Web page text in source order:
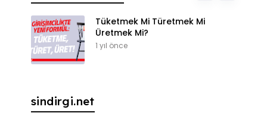
Tüketmek Mi Türetmek Mi
Üretmek Mi?
1 yıl önce
sindirgi.net